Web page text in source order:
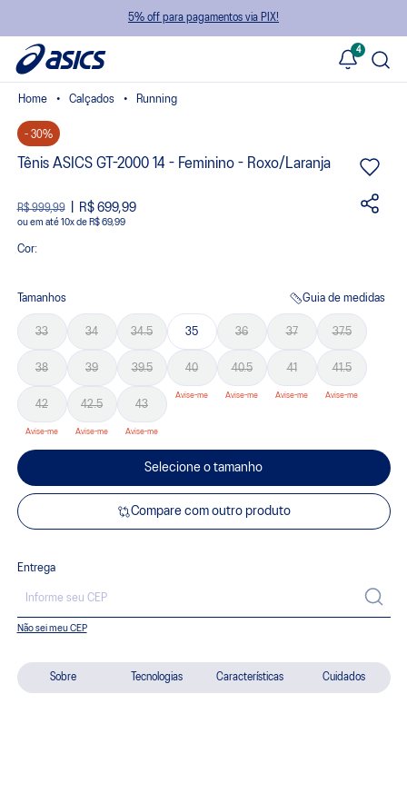
5% off para pagamentos via PIX!
4
Sobre Tecnologias Características Cuidados
Calçados Running
- 30%
Tênis ASICS GT-2000 14 - Feminino - Roxo/Laranja
R$ 999,99 R$ 699,99
ou 10xde R$ 69,99
Cor:
Tamanhos Guia de medidas
33 34 34.5 35 36 37 37.5
38 39 39.5 40 40.5 41 41.5
42 42.5 43
Selecione o tamanho
Compare com outro produto
Entrega
Não sei meu CEP